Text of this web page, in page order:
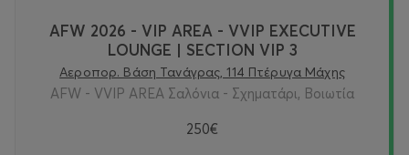
AFW 2026 - VIP AREA - VVIP EXECUTIVE
LOUNGE | SECTION VIP 3
Αεροπορ. Βάση Τανάγρας, 114 Πτέρυγα Μάχης
AFW - VVIP AREA Σαλόνια - Σχηματάρι, Βοιωτία
250€